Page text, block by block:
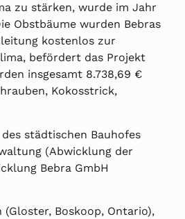
zu stärken, wurde im Jahr
Obstbäume wurden Bebras
kostenlos zur
befördert das Projekt
insgesamt 8.738,69 €
Kokosstrick,
städtischen Bauhofes
(Abwicklung der
Bebra GmbH
Boskoop, Ontario),